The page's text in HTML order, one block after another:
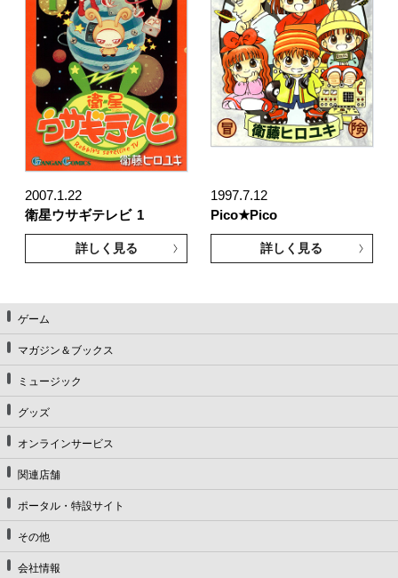
2007.1.22
衛星ウサギテレビ 1
詳しく見る
1997.7.12
Pico★Pico
詳しく見る
ゲーム
マガジン＆ブックス
ミュージック
グッズ
オンラインサービス
関連店舗
ポータル・特設サイト
その他
会社情報